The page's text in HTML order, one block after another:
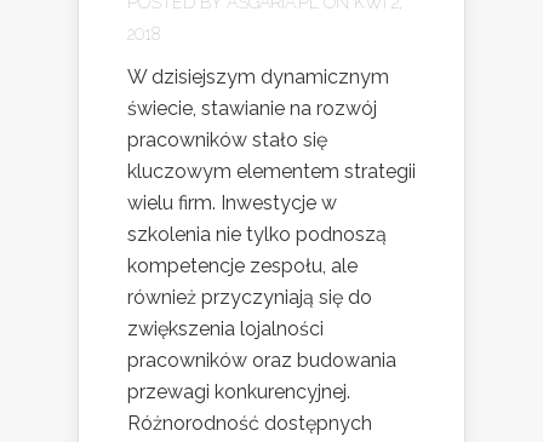
2018
W dzisiejszym dynamicznym
świecie, stawianie na rozwój
pracowników stało się
kluczowym elementem strategii
wielu firm. Inwestycje w
szkolenia nie tylko podnoszą
kompetencje zespołu, ale
również przyczyniają się do
zwiększenia lojalności
pracowników oraz budowania
przewagi konkurencyjnej.
Różnorodność dostępnych